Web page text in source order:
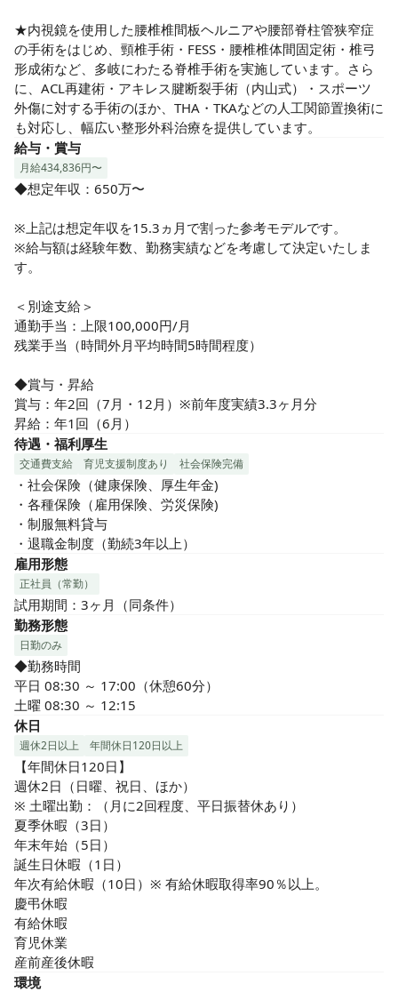
無理なく長く働ける環境が整っています♪
★内視鏡を使用した腰椎椎間板ヘルニアや腰部脊柱管狭窄症
の手術をはじめ、頸椎手術・FESS・腰椎椎体間固定術・椎弓
形成術など、多岐にわたる脊椎手術を実施しています。さら
に、ACL再建術・アキレス腱断裂手術（内山式）・スポーツ
外傷に対する手術のほか、THA・TKAなどの人工関節置換術に
も対応し、幅広い整形外科治療を提供しています。
給与・賞与
月給434,836円〜
◆想定年収：650万〜
※上記は想定年収を15.3ヵ月で割った参考モデルです。
※給与額は経験年数、勤務実績などを考慮して決定いたしま
す。
＜別途支給＞
通勤手当：上限100,000円/月
残業手当（時間外月平均時間5時間程度）
◆賞与・昇給
賞与：年2回（7月・12月）※前年度実績3.3ヶ月分
昇給：年1回（6月）
待遇・福利厚生
交通費支給 育児支援制度あり 社会保険完備
・社会保険（健康保険、厚生年金)
・各種保険（雇用保険、労災保険)
・制服無料貸与
・退職金制度（勤続3年以上）
雇用形態
正社員（常勤）
試用期間：3ヶ月（同条件）
勤務形態
日勤のみ
◆勤務時間
平日 08:30 ～ 17:00（休憩60分）
土曜 08:30 ～ 12:15
休日
週休2日以上 年間休日120日以上
【年間休日120日】
週休2日（日曜、祝日、ほか）
※ 土曜出勤：（月に2回程度、平日振替休あり）
夏季休暇（3日）
年末年始（5日）
誕生日休暇（1日）
年次有給休暇（10日）※ 有給休暇取得率90％以上。
慶弔休暇
有給休暇
育児休業
産前産後休暇
環境